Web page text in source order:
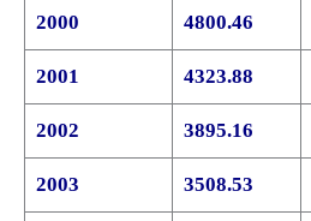
2000 4800.46
2001 4323.88
2002 3895.16
2003 3508.53